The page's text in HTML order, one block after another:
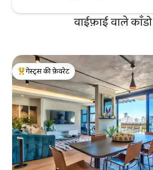
वाईफ़ाई वाले काँडो
गेस्ट्स का टॉप फ़ेवरेट
गेस्ट्स की फ़ेवरेट